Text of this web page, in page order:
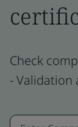
Check
- Validation